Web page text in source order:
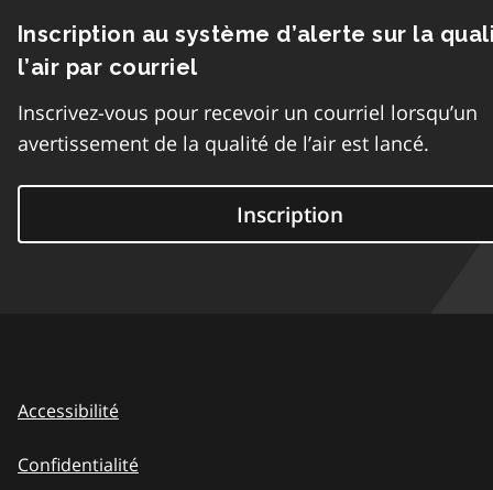
Inscription au système d’alerte sur la
l’air par courriel
Inscrivez-vous pour recevoir un courriel lorsqu’un
avertissement de la qualité de l’air est lancé.
Inscription
Accessibilité
Confidentialité